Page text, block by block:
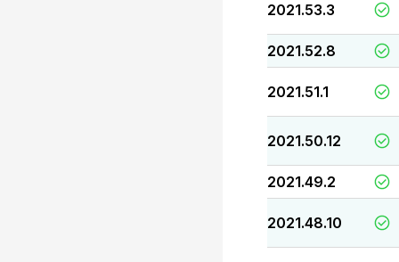
2021.53.3
2021.52.8
2021.51.1
2021.50.12
2021.49.2
2021.48.10